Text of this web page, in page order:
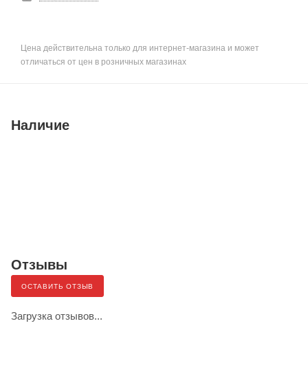
Цена действительна только для интернет-магазина и может
отличаться от цен в розничных магазинах
Наличие
Отзывы
ОСТАВИТЬ ОТЗЫВ
Загрузка отзывов...